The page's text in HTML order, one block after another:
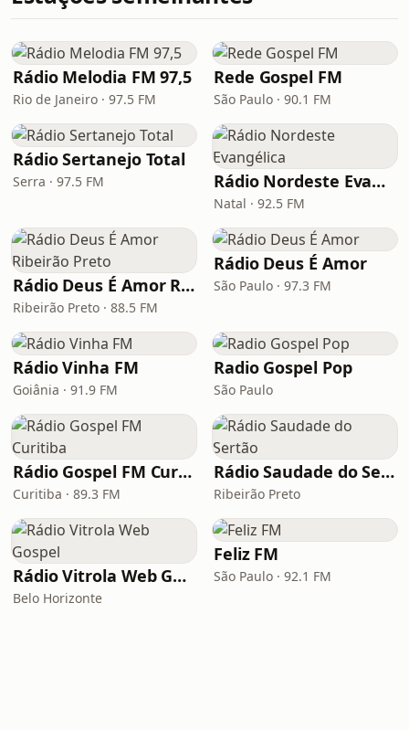
Rádio Melodia FM 97,5
Rio de Janeiro · 97.5 FM
Rede Gospel FM
São Paulo · 90.1 FM
Rádio Sertanejo Total
Serra · 97.5 FM Rádio Nordeste Evangélica
Natal · 92.5 FM
Rádio Deus É Amor Ribeirão Preto
Ribeirão Preto · 88.5 FM
Rádio Deus É Amor
São Paulo · 97.3 FM
Rádio Vinha FM
Goiânia · 91.9 FM
Radio Gospel Pop
São Paulo
Rádio Gospel FM Curitiba
Curitiba · 89.3 FM
Rádio Saudade do Sertão
Ribeirão Preto
Rádio Vitrola Web Gospel
Belo Horizonte
Feliz FM
São Paulo · 92.1 FM